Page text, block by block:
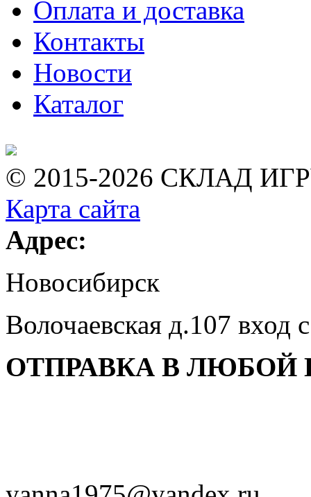
Оплата и доставка
Контакты
Новости
Каталог
© 2015-2026 СКЛАД
Карта сайта
Адрес:
Новосибирск
Волочаевская д.107 вход
ОТПРАВКА В ЛЮБОЙ